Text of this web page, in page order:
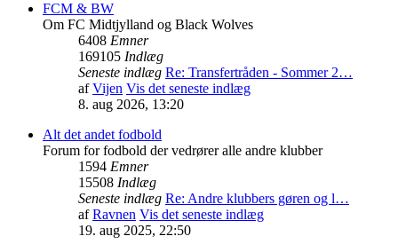
FCM & BW
Om FC Midtjylland og Black Wolves
6408 Emner
169105 Indlæg
Seneste indlæg Re: Transfertråden - Sommer 2…
afVijen Vis det seneste indlæg
8. aug 2026, 13:20
Alt det andet fodbold
Forum for fodbold der vedrører alle andre klubber
1594 Emner
15508 Indlæg
Seneste indlæg Re: Andre klubbers gøren og l…
afRavnen Vis det seneste indlæg
19. aug 2025, 22:50